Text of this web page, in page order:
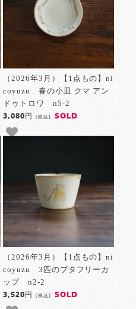
（2026年3月）【1点もの】ni
coyuzu 春の小皿 クマ アン
ドゥトロワ n5-2
3,080円 [税込] SOLD
（2026年3月）【1点もの】ni
coyuzu 3匹のブタフリーカ
ップ n2-2
3,520円 [税込] SOLD